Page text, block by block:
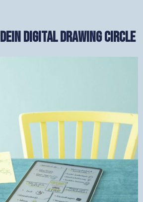
Digital Drawing Circle